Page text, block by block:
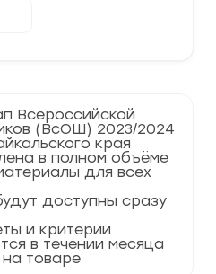
Всероссийской
(ВсОШ) 2023/2024
края
в полном объёме
для всех
доступны сразу
и критерии
в течении месяца
товаре